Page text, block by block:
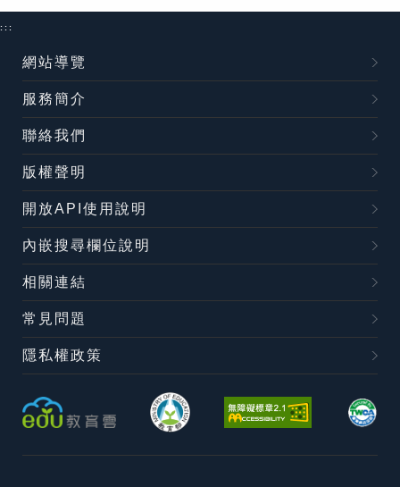
:::
網站導覽
服務簡介
聯絡我們
版權聲明
開放API使用說明
內嵌搜尋欄位說明
相關連結
常見問題
隱私權政策